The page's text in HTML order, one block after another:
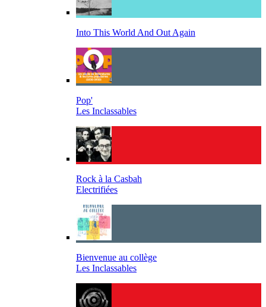
Into This World And Out Again
Pop'
Les Inclassables
Rock à la Casbah
Electrifiées
Bienvenue au collège
Les Inclassables